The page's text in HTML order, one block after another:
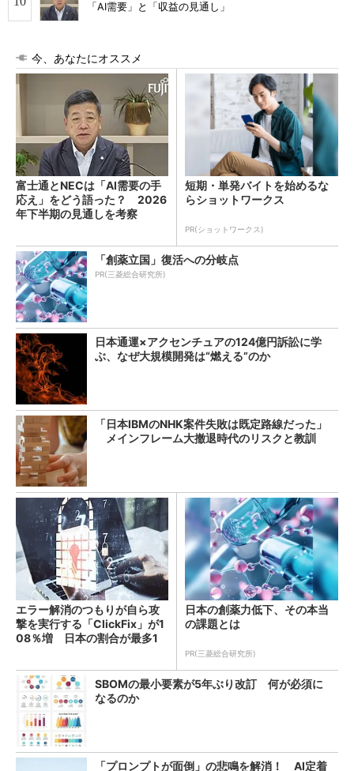
「AI需要」と「収益の見通し」
今、あなたにオススメ
富士通とNECは「AI需要の手
応え」をどう語った？ 2026
年下半期の見通しを考察
短期・単発バイトを始めるな
らショットワークス
PR(ショットワークス)
「創薬立国」復活への分岐点
PR(三菱総合研究所)
日本通運×アクセンチュアの124億円訴訟に学
ぶ、なぜ大規模開発は“燃える”のか
「日本IBMのNHK案件失敗は既定路線だった」
メインフレーム大撤退時代のリスクと教訓
エラー解消のつもりが自ら攻
撃を実行する「ClickFix」が1
08％増 日本の割合が最多1
日本の創薬力低下、その本当
の課題とは
PR(三菱総合研究所)
SBOMの最小要素が5年ぶり改訂 何が必須に
なるのか
「プロンプトが面倒」の悲鳴を解消！ AI定着